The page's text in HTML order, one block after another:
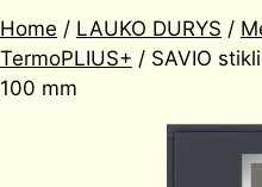
Home / LAUKO DURYS /
TermoPLIUS+ / SAVIO
100 mm